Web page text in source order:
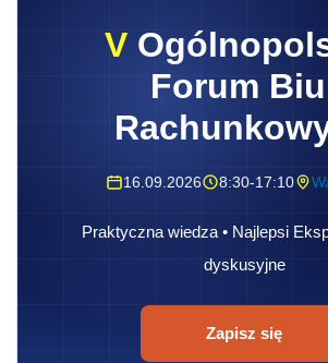
V
Forum
16.09.2026 8:30-17:10
Praktyczna wiedza • Najlepsi
dyskusyjne
Zapisz się